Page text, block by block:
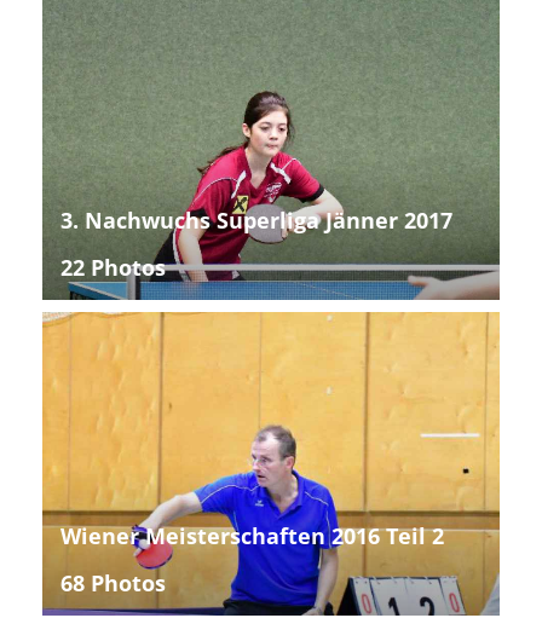
3. Nachwuchs Superliga Jänner 2017
22 Photos
Wiener Meisterschaften 2016 Teil 2
68 Photos